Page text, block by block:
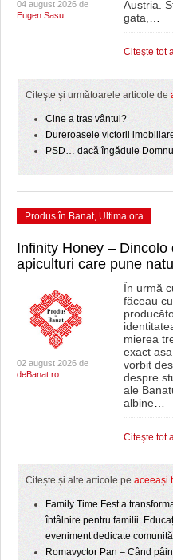
04 august 2026 de
Eugen Sasu
Austria.
gata,
Citeşte tot
Citeşte şi următoarele articole de
Cine a tras vântul?
Dureroasele victorii
PSD… dacă îngăduie Domnul
Produs în Banat, Ultima ora
Infinity Honey –
apiculturi care pune
02 august 2026 de
deBanat.ro
În urmă
făceau
mierea
exact
vorbit
despre
ale
albine…
Citeşte tot
Citește și alte articole pe aceeași
Family Time Fest a
întâlnire pentru familii.
eveniment dedicate
Romavyctor Pan – Când